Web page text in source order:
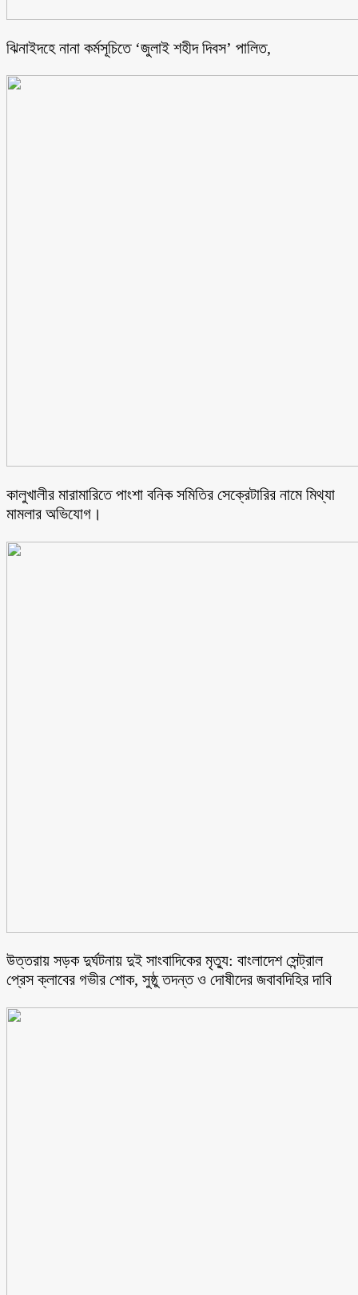
ঝিনাইদহে নানা কর্মসূচিতে ‘জুলাই শহীদ দিবস’ পালিত,
কালুখালীর মারামারিতে পাংশা বনিক সমিতির সেক্রেটারির নামে মিথ্যা
মামলার অভিযোগ।
উত্তরায় সড়ক দুর্ঘটনায় দুই সাংবাদিকের মৃত্যু: বাংলাদেশ সেন্ট্রাল
প্রেস ক্লাবের গভীর শোক, সুষ্ঠু তদন্ত ও দোষীদের জবাবদিহির দাবি